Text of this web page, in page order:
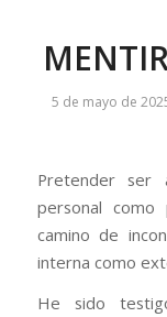
5 de mayo de
Pretender ser
personal como
camino de
interna como
He sido